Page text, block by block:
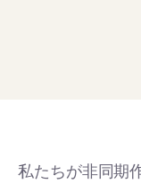
私たちが非同期